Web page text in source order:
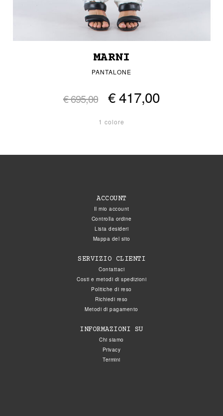
MARNI
PANTALONE
€ 695,00 € 417,00
1 colore
ACCOUNT
Il mio account
Controlla ordine
Lista desideri
Mappa del sito
SERVIZIO CLIENTI
Contattaci
Costi e metodi di spedizioni
Politiche di reso
Richiedi reso
Metodi di pagamento
INFORMAZIONI SU
Chi siamo
Privacy
Termini